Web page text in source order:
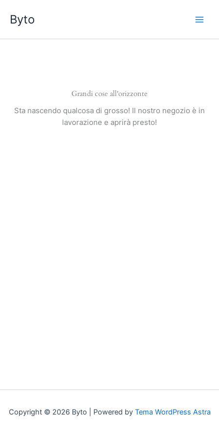
contenuto
Byto
Grandi cose all'orizzonte
Sta nascendo qualcosa di grosso! Il nostro negozio è in
lavorazione e aprirà presto!
Copyright © 2026 Byto | Powered by Tema WordPress Astra